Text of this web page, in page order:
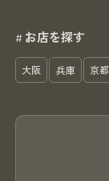
# お店を探す
大阪 兵庫 京都